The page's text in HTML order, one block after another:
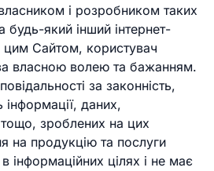
і розробником таких
будь-який інший інтернет-
цим Сайтом, користувач
власною волею та бажанням.
за законність,
інформації, даних,
зроблених на цих
на продукцію та послуги
інформаційних цілях і не має